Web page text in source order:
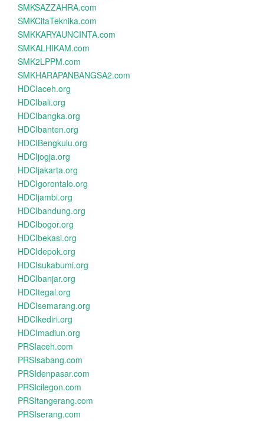
SMKSAZZAHRA.com
SMKCitaTeknika.com
SMKKARYAUNCINTA.com
SMKALHIKAM.com
SMK2LPPM.com
SMKHARAPANBANGSA2.com
HDCIaceh.org
HDCIbali.org
HDCIbangka.org
HDCIbanten.org
HDCIBengkulu.org
HDCIjogja.org
HDCIjakarta.org
HDCIgorontalo.org
HDCIjambi.org
HDCIbandung.org
HDCIbogor.org
HDCIbekasi.org
HDCIdepok.org
HDCIsukabumi.org
HDCIbanjar.org
HDCItegal.org
HDCIsemarang.org
HDCIkediri.org
HDCImadiun.org
PRSIaceh.com
PRSIsabang.com
PRSIdenpasar.com
PRSIcilegon.com
PRSItangerang.com
PRSIserang.com